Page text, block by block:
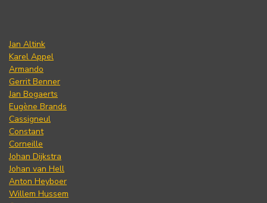
Jan Altink
Karel Appel
Armando
Gerrit Benner
Jan Bogaerts
Eugène Brands
Cassigneul
Constant
Corneille
Johan Dijkstra
Johan van Hell
Anton Heyboer
Willem Hussem